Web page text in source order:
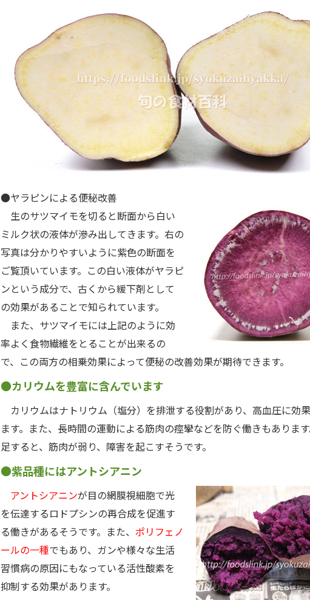
●ヤラピンによる便秘改善
生のサツマイモを切ると断面から白い
ミルク状の液体が滲み出してきます。右の
写真は分かりやすいように紫色の断面を
ご覧頂いています。この白い液体がヤラピ
ンという成分で、古くから緩下剤として
の効果があることで知られています。
また、サツマイモには上記のように効
率よく食物繊維をとることが出来るの
で、この両方の相乗効果によって便秘の改善効果が期待できます。
●カリウムを豊富に含んでいます
カリウムはナトリウム（塩分）を排泄する役割があり、高血圧に効
ます。また、長時間の運動による筋肉の痙攣などを防ぐ働きもありま
足すると、筋肉が弱り、障害を起こすそうです。
●紫品種にはアントシアニン
アントシアニンが目の網膜視細胞で光
を伝達するロドプシンの再合成を促進す
る働きがあるそうです。また、 ポリフェノ
ールの一種でもあり、ガンや様々な生活
習慣病の原因にもなっている活性酸素を
抑制する効果があります。